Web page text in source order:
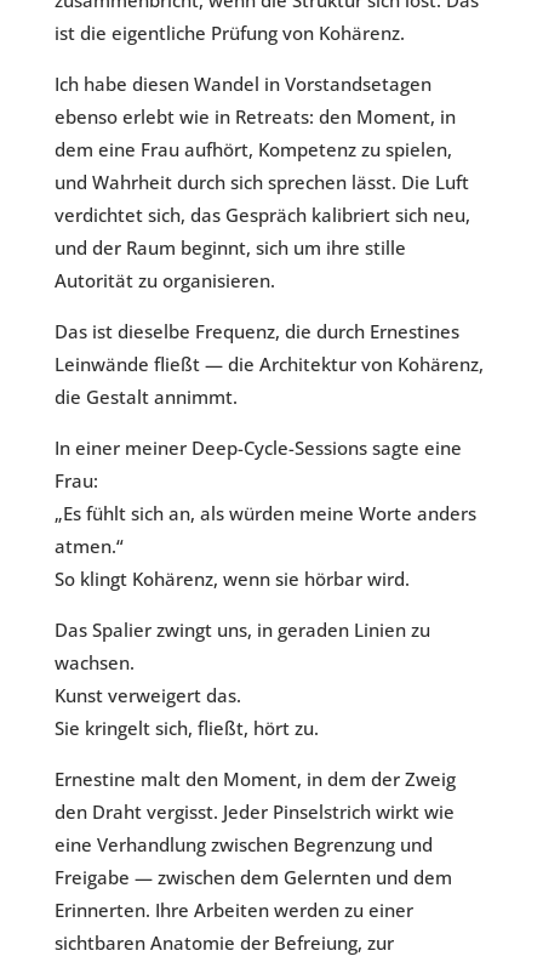
ist die eigentliche Prüfung von Kohärenz.
Ich habe diesen Wandel in Vorstandsetagen
ebenso erlebt wie in Retreats: den Moment, in
dem eine Frau aufhört, Kompetenz zu spielen,
und Wahrheit durch sich sprechen lässt. Die Luft
verdichtet sich, das Gespräch kalibriert sich neu,
und der Raum beginnt, sich um ihre stille
Autorität zu organisieren.
Das ist dieselbe Frequenz, die durch Ernestines
Leinwände fließt — die Architektur von Kohärenz,
die Gestalt annimmt.
In einer meiner Deep-Cycle-Sessions sagte eine
Frau:
„Es fühlt sich an, als würden meine Worte anders
atmen.“
So klingt Kohärenz, wenn sie hörbar wird.
Das Spalier zwingt uns, in geraden Linien zu
wachsen.
Kunst verweigert das.
Sie kringelt sich, fließt, hört zu.
Ernestine malt den Moment, in dem der Zweig
den Draht vergisst. Jeder Pinselstrich wirkt wie
eine Verhandlung zwischen Begrenzung und
Freigabe — zwischen dem Gelernten und dem
Erinner­ten. Ihre Arbeiten werden zu einer
sichtbaren Anatomie der Befreiung, zur